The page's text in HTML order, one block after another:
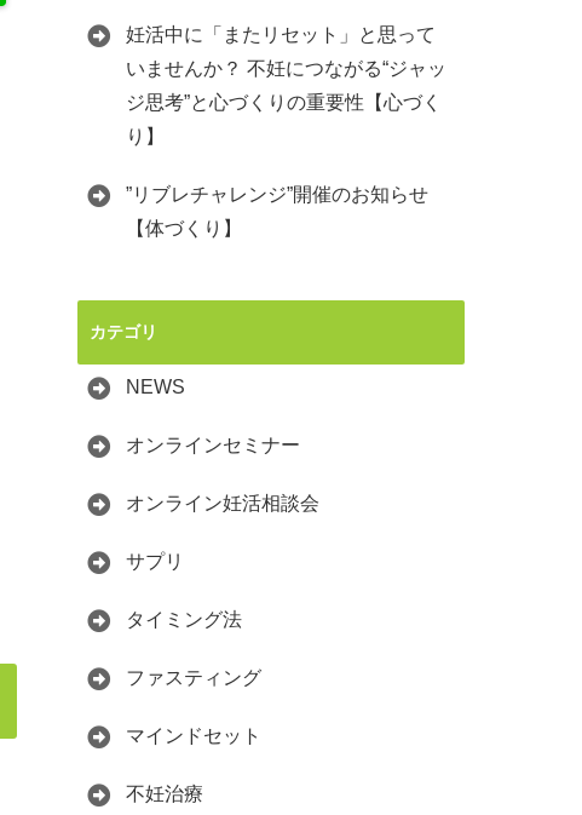
妊活中に「またリセット」と思って
いませんか？ 不妊につながる“ジャッ
ジ思考”と心づくりの重要性【心づく
り】
”リブレチャレンジ”開催のお知らせ
【体づくり】
カテゴリ
NEWS
オンラインセミナー
オンライン妊活相談会
サプリ
タイミング法
ファスティング
マインドセット
不妊治療